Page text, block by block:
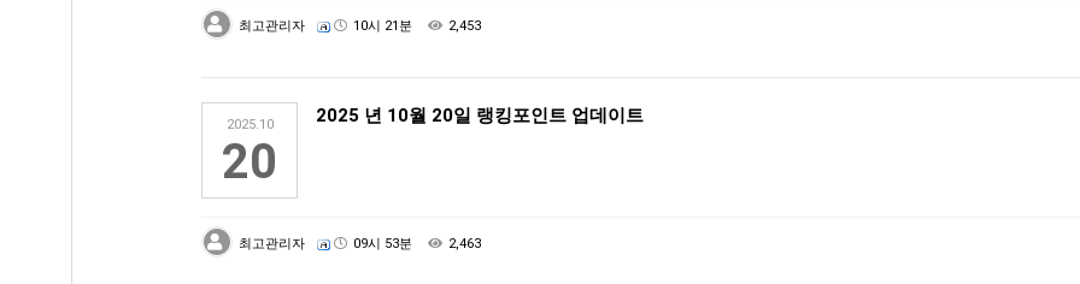
최고관리자 10시 21분 2,453
2025.10
20
2025 년 10월 20일 랭킹포인트 업데이트
최고관리자 09시 53분 2,463